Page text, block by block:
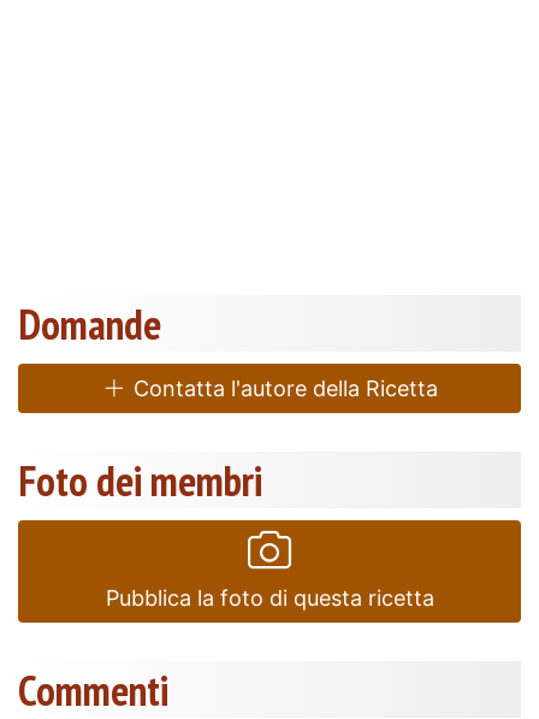
Domande
Contatta l'autore della Ricetta
Foto dei membri
Pubblica la foto di questa ricetta
Commenti